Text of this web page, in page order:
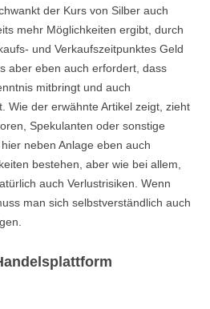
der Kurs von Silber auch
mehr Möglichkeiten ergibt, durch
und Verkaufszeitpunktes Geld
aber eben auch erfordert, dass
mitbringt und auch
Wie der erwähnte Artikel zeigt, zieht
Spekulanten oder sonstige
neben Anlage eben auch
bestehen, aber wie bei allem,
auch Verlustrisiken. Wenn
man sich selbstverständlich auch